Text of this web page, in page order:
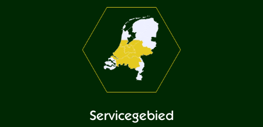
Servicegebied